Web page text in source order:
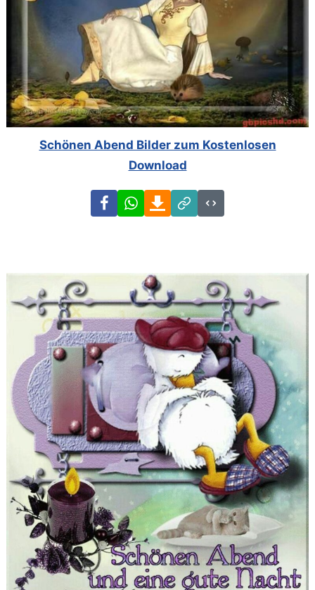
Schönen Abend Bilder zum Kostenlosen
Download
FacebookWhatsAppDownload
Link
Code